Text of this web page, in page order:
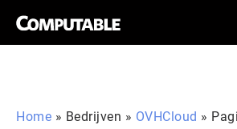
Home » Bedrijven » OVHCloud »